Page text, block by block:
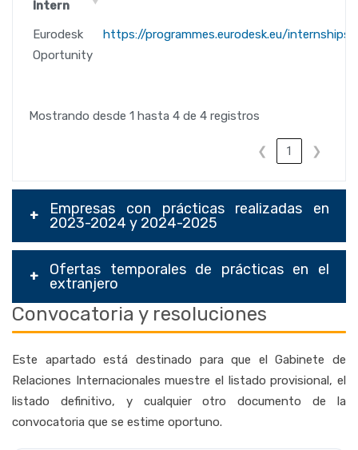
Intern
Eurodesk
Oportunity
https://programmes.eurodesk.eu/internships
Mostrando desde 1 hasta 4 de 4 registros
❮ 1 ❯
Empresas con prácticas realizadas en
2023-2024 y 2024-2025
Ofertas temporales de prácticas en el
extranjero
Convocatoria y resoluciones
Este apartado está destinado para que el Gabinete de
Relaciones Internacionales muestre el listado provisional, el
listado definitivo, y cualquier otro documento de la
convocatoria que se estime oportuno.